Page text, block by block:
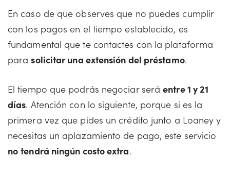
En caso de que observes que no puedes cumplir
con los pagos en el tiempo establecido, es
fundamental que te contactes con la plataforma
parasolicitar una extensión del préstamo.
El tiempo que podrás negociar seráentre 1 y 21
días. Atención con lo siguiente, porque si es la
primera vez que pides un crédito junto a Loaney y
necesitas un aplazamiento de pago, este servicio
no tendrá ningún costo extra.